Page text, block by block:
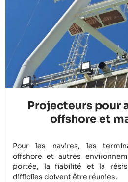
Projecteurs pour
offshore et
Pour les navires, les
offshore et autres
portée, la fiabilité et la
difficiles doivent être réunies.